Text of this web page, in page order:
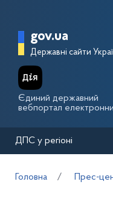
Головна
gov.ua
Державні сайти
Єдиний державний
вебпортал
ДПС у регіоні
Головна Прес-